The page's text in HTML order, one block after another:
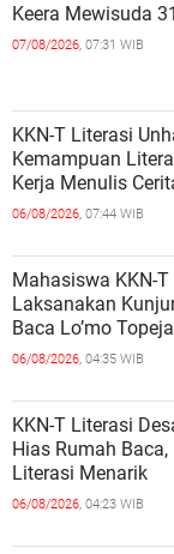
Keera Mewisuda
07/08/2026, 07:31 WIB
KKN-T Literasi
Kemampuan
Kerja Menulis
06/08/2026, 07:44 WIB
Mahasiswa KKN-
Laksanakan
Baca Lo’mo
SDN 66 Kajang
06/08/2026, 04:35 WIB
KKN-T Literasi
Hias Rumah
Literasi Menarik
06/08/2026, 04:23 WIB